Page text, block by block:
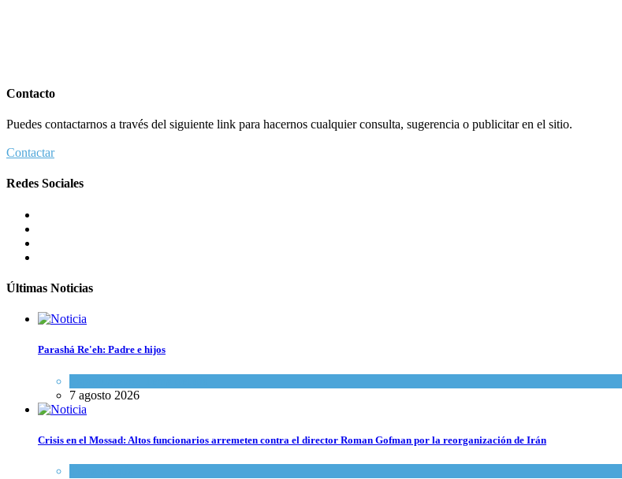
Contacto
Puedes contactarnos a través del siguiente link para hacernos cualquier consulta, sugerencia o publicitar en el sitio.
Contactar
Redes Sociales
Últimas Noticias
Parashá Re'eh: Padre e hijos
7 agosto 2026
Crisis en el Mossad: Altos funcionarios arremeten contra el director Roman Gofman por la reorganización de Irán